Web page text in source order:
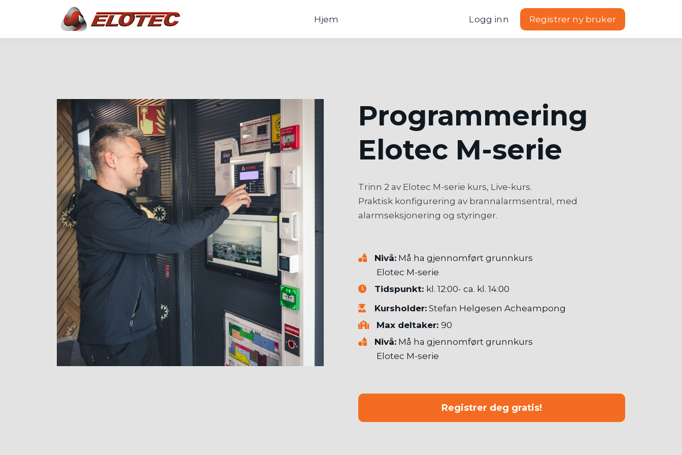
Hjem Logg inn Registrer ny bruker
Programmering
Elotec M-serie
Trinn 2 av Elotec M-serie kurs, Live-kurs.
Praktisk konfigurering av brannalarmsentral, med
alarmseksjonering og styringer.
Nivå: Må ha gjennomført grunnkurs
Elotec M-serie
Tidspunkt: kl. 12:00- ca. kl. 14:00
Kursholder: Stefan Helgesen Acheampong
Max deltaker:90
Nivå: Må ha gjennomført grunnkurs
Elotec M-serie
Registrer deg gratis!